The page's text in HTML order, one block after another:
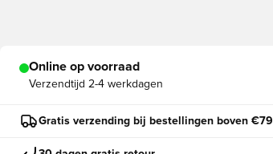
Online op voorraad
Verzendtijd 2-4 werkdagen
Gratis verzending bij bestellingen boven €79